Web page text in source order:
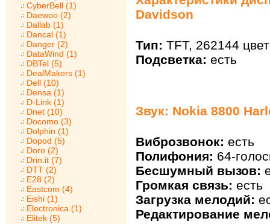
CyberBell (1)
Daewoo (2)
Dallab (1)
Dancal (1)
Danger (2)
DataWind (1)
DBTel (5)
DealMakers (1)
Dell (10)
Densa (1)
D-Link (1)
Dnet (10)
Docomo (3)
Dolphin (1)
Dopod (5)
Doro (2)
Drin.it (7)
DTT (2)
E28 (2)
Eastcom (4)
Eishi (1)
Electronica (1)
Elitek (5)
Davidson
Тип: TFT, 262144
Подсветка: есть
Звук: Nokia 8800
Виброзвонок: есть
Полифония: 64-
Бесшумный вызов:
Громкая связь: есть
Загрузка мелодий:
Редактирование